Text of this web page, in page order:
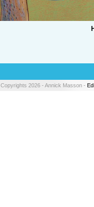
Copyrights 2026 - Annick Masson -